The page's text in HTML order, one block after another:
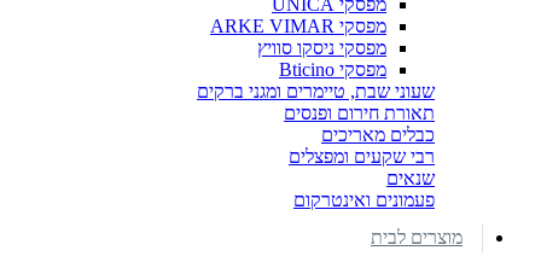
מפסקי ARKE VIMAR
מפסקי ניסקו סוויץ
מפסקי Bticino
שעוני שבת, טיימרים ומגני ברקים
תאורת חירום ופנסים
כבלים מאריכים
רבי שקעים ומפצלים
שנאים
פעמונים ואינטרקום
מוצרים לבית